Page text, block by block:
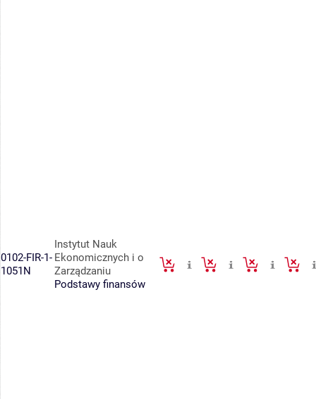
0102-FIR-1-
1051N
Instytut Nauk
Ekonomicznych i o
Zarządzaniu
Podstawy finansów